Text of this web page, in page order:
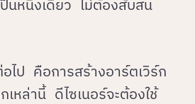
ป็นหนึ่งเดียว ไม่ต้องสับสน
ไป คือการสร้างอาร์ตเวิร์ก
หล่านี้ ดีไซเนอร์จะต้องใช้